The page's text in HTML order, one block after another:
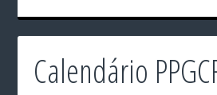
Calendário